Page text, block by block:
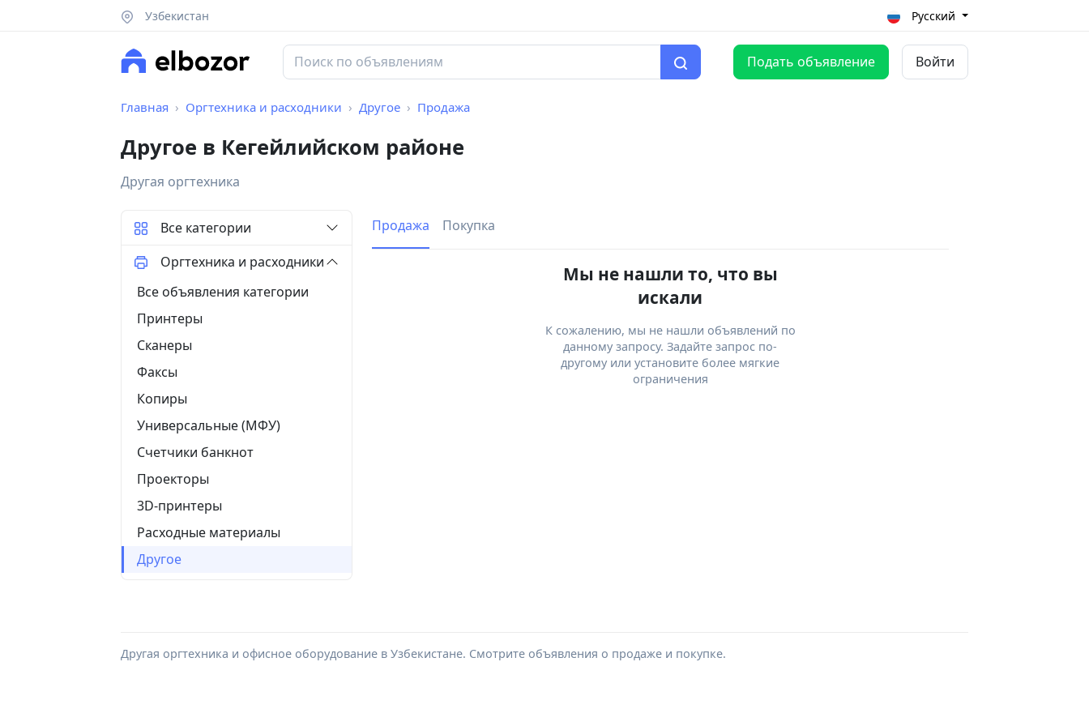
Узбекистан Русский
Подать объявление Войти
Главная Оргтехника и расходники Другое Продажа
Другое в Кегейлийском районе
Другая оргтехника
Продажа Покупка
Мы не нашли то, что вы
искали
К сожалению, мы не нашли объявлений по
данному запросу. Задайте запрос по-
другому или установите более мягкие
ограничения
Все категории
Оргтехника и расходники
Все объявления категории
Принтеры
Сканеры
Факсы
Копиры
Универсальные (МФУ)
Счетчики банкнот
Проекторы
3D-принтеры
Расходные материалы
Другое
Другая оргтехника и офисное оборудование в Узбекистане. Смотрите объявления о продаже и покупке.